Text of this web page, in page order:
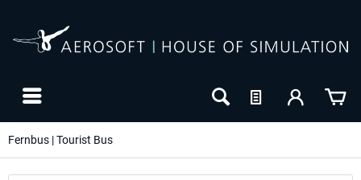
Fernbus | Tourist Bus